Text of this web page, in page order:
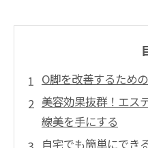
O脚を改善するため
美容効果抜群！エス
線美を手にする
自宅でも簡単にでき